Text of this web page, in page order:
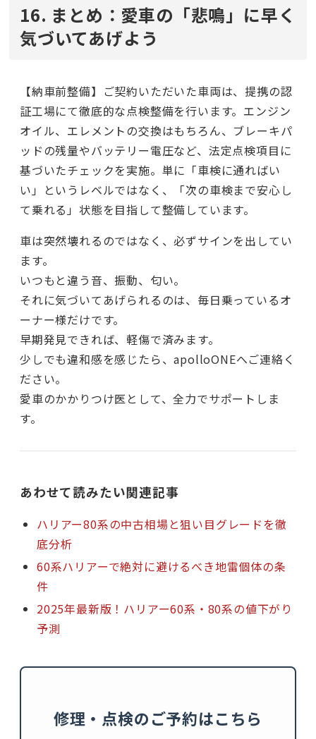
16. まとめ：愛車の「悲鳴」に早く
気づいてあげよう
【納車前整備】ご契約いただいた車両は、提携の認
証工場にて徹底的な点検整備を行います。エンジン
オイル、エレメントの交換はもちろん、ブレーキパ
ッドの残量やバッテリー電圧など、法定点検項目に
基づいたチェックを実施。単に「車検に通ればい
い」というレベルではなく、「次の車検まで安心し
て乗れる」状態を目指して整備しています。
車は突然壊れるのではなく、必ずサインを出してい
ます。
いつもと違う音、振動、匂い。
それに気づいてあげられるのは、毎日乗っているオ
ーナー様だけです。
早期発見できれば、軽傷で済みます。
少しでも違和感を感じたら、apolloONEへご連絡く
ださい。
愛車のかかりつけ医として、全力でサポートしま
す。
あわせて読みたい関連記事
ハリアー80系の中古相場と狙い目グレードを徹
底分析
60系ハリアーで絶対に避けるべき地雷個体の条
件
2025年最新版！ハリアー60系・80系の値下がり
予測
修理・点検のご予約はこちら